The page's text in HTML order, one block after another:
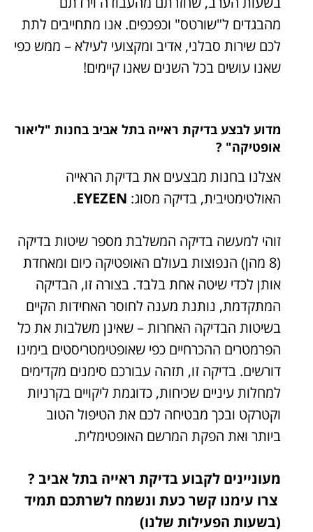
מהבגדים ל"שורטס" וכפכפים. אנו מתחייבים לתת
לכם שירות סבלני, אדיב ומקצועי לעילא – ממש כפי
שאנו עושים בכל השנים שאנו קיימים!
מדוע לבצע בדיקת ראייה בתל אביב בחנות "ליאור
אופטיקה" ?
אצלנו בחנות מבצעים את בדיקת הראייה
האולטימטיבית, בדיקה מסוג: EYEZEN
.
זוהי למעשה בדיקה המשלבת מספר שיטות בדיקה
(8 מהן) הנפוצות בעולם האופטיקה כיום ומאחדת
אותן לכדי שיטה אחת בלבד. בצורה זו, הבדיקה
המתקדמת, נותנת מענה לחוסר האחידות הקיים
בשיטות הבדיקה האחרות – שאינן משלבות את כל
הפרמטרים ההכרחיים כפי שאופטימטריסטים בימינו
דורשים. בדיקה זו, תזהה עבורכם סימנים מקדימים
למחלות עיניים שכיחות, כדוגמת ליקויים בקרניות
וקטרקט ובכך מבטיחה לכם את הטיפול הטוב
ביותר ואת הפקת המרשם האופטימלית.
מעוניינים לקבוע בדיקת ראייה בתל אביב ?
צרו עימנו קשר כעתונשמח לשרתכם תמיד
(בשעות הפעילות שלנו)